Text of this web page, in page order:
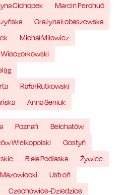
Cichopek
Marcin Perchuć
Grażyna Łobaszewska
Michał Milowicz
Wieczorkowski
Rafał Rutkowski
Anna Seniuk
Poznań
Bełchatów
Wielkopolski
Gostyń
Biała Podlaska
Żywiec
Ustroń
Czechowice-Dziedzice